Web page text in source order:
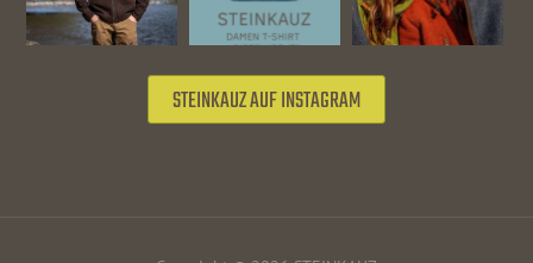
STEINKAUZ AUF INSTAGRAM